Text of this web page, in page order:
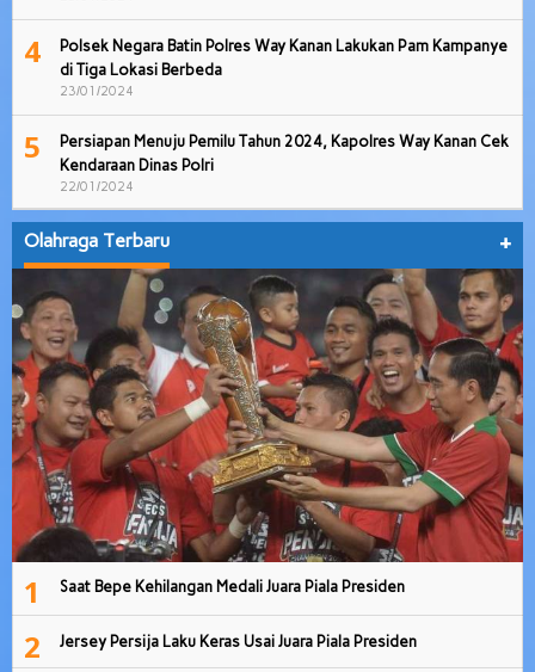
4
Polsek Negara Batin Polres Way Kanan Lakukan Pam Kampanye
di Tiga Lokasi Berbeda
23/01/2024
5
Persiapan Menuju Pemilu Tahun 2024, Kapolres Way Kanan Cek
Kendaraan Dinas Polri
22/01/2024
Olahraga Terbaru +
1 Saat Bepe Kehilangan Medali Juara Piala Presiden
2 Jersey Persija Laku Keras Usai Juara Piala Presiden